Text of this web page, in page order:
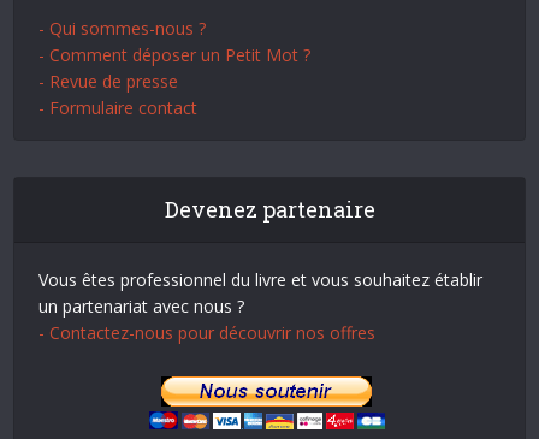
- Qui sommes-nous ?
- Comment déposer un Petit Mot ?
- Revue de presse
- Formulaire contact
Devenez partenaire
Vous êtes professionnel du livre et vous souhaitez établir
un partenariat avec nous ?
- Contactez-nous pour découvrir nos offres